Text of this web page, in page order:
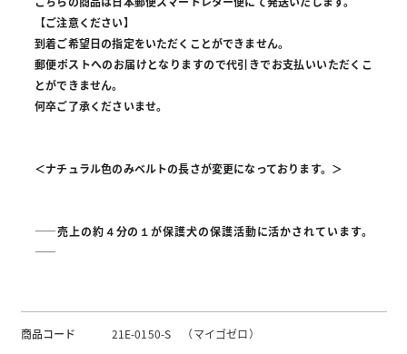
【ご注意ください】
到着ご希望日の指定をいただくことができません。
郵便ポストへのお届けとなりますので代引きでお支払いいただくこ
とができません。
何卒ご了承くださいませ。
＜ナチュラル色のみベルトの長さが変更になっております。＞
――売上の約４分の１が保護犬の保護活動に活かされています。
――
商品コード 21E-0150-S （マイゴゼロ）